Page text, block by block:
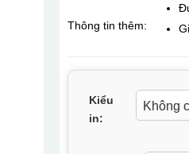
Thông tin thêm:
Kiểu
in: